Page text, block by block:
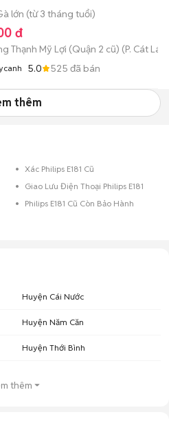
lớn (từ 3 tháng tuổi)
đ
Thạnh Mỹ Lợi (Quận 2 cũ) (P. Cát Lái
5.0 525 đã bán
thêm
Xác Philips E181 Cũ
Giao Lưu Điện Thoại Philips E181
Philips E181 Cũ Còn Bảo Hành
Huyện Cái Nước
Huyện Năm Căn
Huyện Thới Bình
thêm